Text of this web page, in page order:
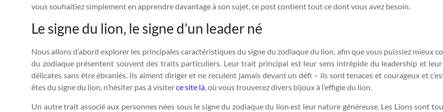
vous souhaitiez simplement en apprendre davantage à son sujet, ce post contient tout ce dont vous avez besoin.
Le signe du lion, le signe d’un leader né
Nous allons d’abord explorer les principales caractéristiques du signe du zodiaque du lion, afin que vous puissiez mieux
du zodiaque présentent souvent des traits particuliers. Leur trait principal est leur sens intrépide du leadership et
délicates sans être ébranlés. Ils aiment diriger et ne reculent jamais devant un défi – ils sont tenaces et courageux et
êtes du signe du lion, n’hésiter pas à visiterce site là, où vous trouverez divers bijoux à l’effigie du lion.
Un autre trait associé aux personnes nées sous le signe du zodiaque du lion est leur nature généreuse. Les Lions sont